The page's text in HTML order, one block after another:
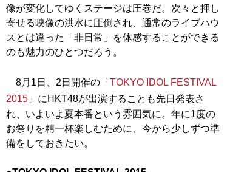
像が変化してゆくステージは圧巻だ。次々と押し
寄せる映像の洪水に圧倒され、通常のライブハウ
スとは違った「非日常」を体感することができる
のも魅力のひとつだろう。
8月1日、2日開催の「 TOKYO IDOL FESTIVAL
2015 」にHKT48が出演することも先日発表さ
れ、いよいよ夏本番という雰囲気に。年に1度の
お祭りを精一杯楽しむために、今から少しずつ準
備をしておきたい。